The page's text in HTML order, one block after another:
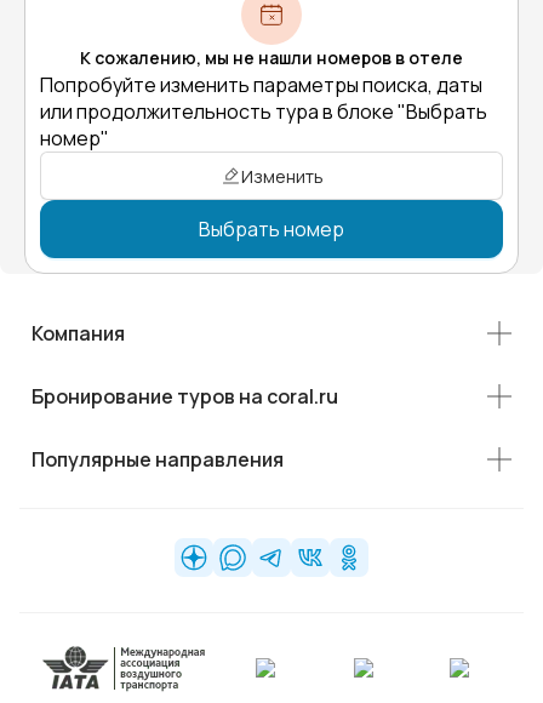
К сожалению, мы не нашли номеров в отеле
Попробуйте изменить параметры поиска, даты
или продолжительность тура в блоке "Выбрать
номер"
Изменить
Выбрать номер
Компания
Бронирование туров на coral.ru
Популярные направления